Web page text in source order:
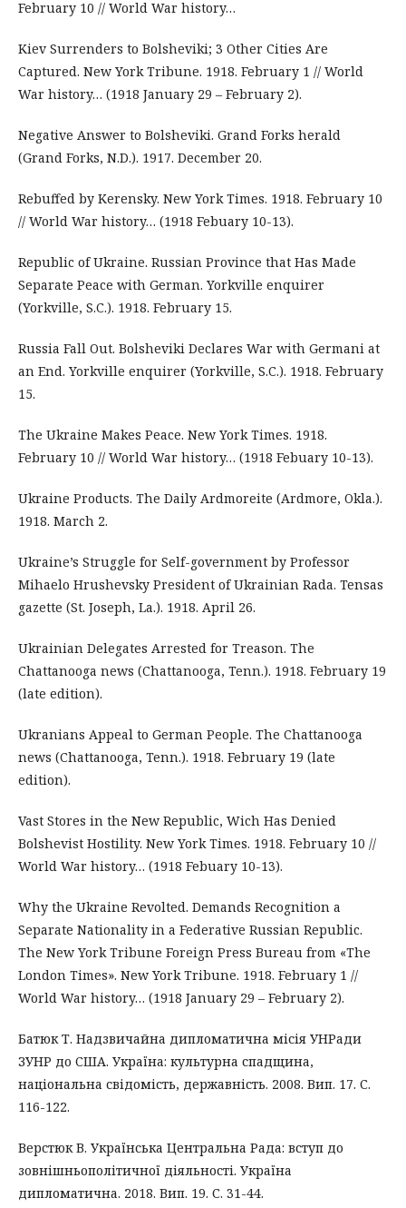
February 10 // World War history…
Kiev Surrenders to Bolsheviki; 3 Other Cities Are
Captured. New York Tribune. 1918. February 1 // World
War history… (1918 January 29 – February 2).
Negative Answer to Bolsheviki. Grand Forks herald
(Grand Forks, N.D.). 1917. December 20.
Rebuffed by Kerensky. New York Times. 1918. February 10
// World War history… (1918 Febuary 10-13).
Republic of Ukraine. Russian Province that Has Made
Separate Peace with German. Yorkville enquirer
(Yorkville, S.C.). 1918. February 15.
Russia Fall Out. Bolsheviki Declares War with Germani at
an End. Yorkville enquirer (Yorkville, S.C.). 1918. February
15.
The Ukraine Makes Peace. New York Times. 1918.
February 10 // World War history… (1918 Febuary 10-13).
Ukraine Products. The Daily Ardmoreite (Ardmore, Okla.).
1918. March 2.
Ukraine’s Struggle for Self-government by Professor
Mihaelo Hrushevsky President of Ukrainian Rada. Tensas
gazette (St. Joseph, La.). 1918. April 26.
Ukrainian Delegates Arrested for Treason. The
Chattanooga news (Chattanooga, Tenn.). 1918. February 19
(late edition).
Ukranians Appeal to German People. The Chattanooga
news (Chattanooga, Tenn.). 1918. February 19 (late
edition).
Vast Stores in the New Republic, Wich Has Denied
Bolshevist Hostility. New York Times. 1918. February 10 //
World War history… (1918 Febuary 10-13).
Why the Ukraine Revolted. Demands Recognition a
Separate Nationality in a Federative Russian Republic.
The New York Tribune Foreign Press Bureau from «The
London Times». New York Tribune. 1918. February 1 //
World War history… (1918 January 29 – February 2).
Батюк Т. Надзвичайна дипломатична місія УНРади
ЗУНР до США. Україна: культурна спадщина,
національна свідомість, державність. 2008. Вип. 17. С.
116-122.
Верстюк В. Українська Центральна Рада: вступ до
зовнішньополітичної діяльності. Україна
дипломатична. 2018. Вип. 19. С. 31-44.